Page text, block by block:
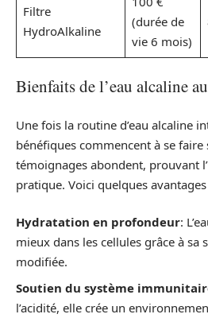
Filtre
HydroAlkaline
(durée de
vie 6 mois)
Bienfaits de l’eau alcaline
Une fois la routine d’eau alcaline
bénéfiques commencent à se faire
témoignages abondent, prouvant
pratique. Voici quelques
Hydratation en profondeur:
mieux dans les cellules grâce à sa
modifiée.
Soutien du système
l’acidité, elle crée un